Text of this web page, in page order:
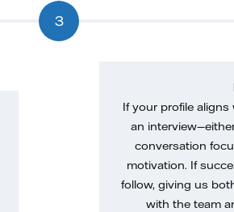
3
If your profile aligns
an
conversation
motivation. If
follow, giving us
with the team